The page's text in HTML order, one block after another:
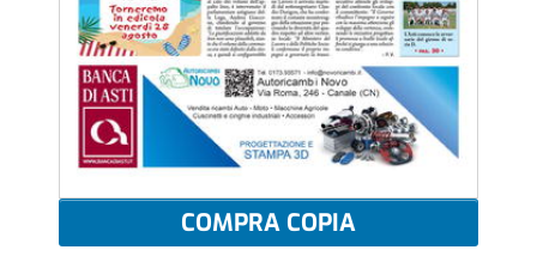
COMPRA COPIA